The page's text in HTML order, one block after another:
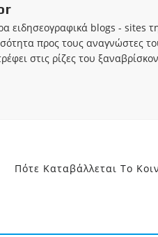
ειδησεογραφικά blogs - sites
προς τους αναγνώστες
στις ρίζες του
Πότε Καταβάλλεται Το